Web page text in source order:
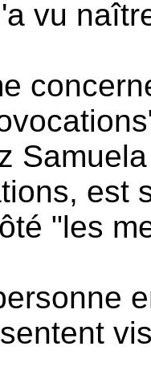
vu
est
"les